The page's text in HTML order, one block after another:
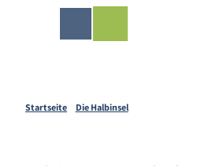
Startseite Die Halbinsel